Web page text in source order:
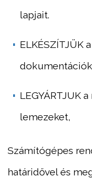
lapjait.
ELKÉSZÍTJÜK
LEGYÁRTJUK a
lemezeket,
Számítógépes
határidővel és